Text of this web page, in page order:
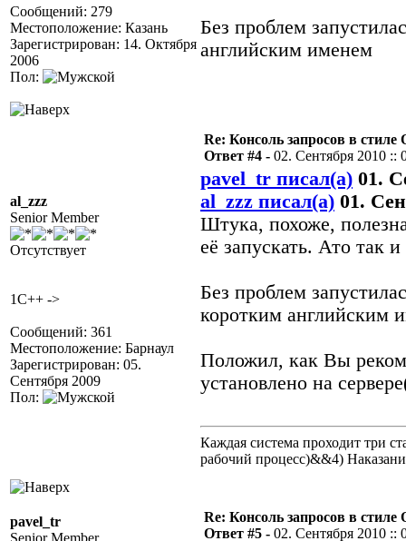
Сообщений: 279
Местоположение: Казань
Зарегистрирован: 14. Октября
2006
Пол:
Без проблем
английским именем
al_zzz
Senior Member
Отсутствует
1C++ ->
Сообщений: 361
Местоположение: Барнаул
Зарегистрирован: 05.
Сентября 2009
Пол:
Re: Консоль запросов в стиле
Ответ #4 - 02. Сентября 2010 ::
pavel_tr писал(а) 01.
al_zzz писал(а) 01.
Штука, похоже,
её запускать. Ато так
Без проблем
коротким английским
Положил, как Вы
установлено на
Каждая система проходит три
рабочий процесс)&&4)
pavel_tr
Senior Member
Re: Консоль запросов в стиле
Ответ #5 - 02. Сентября 2010 ::